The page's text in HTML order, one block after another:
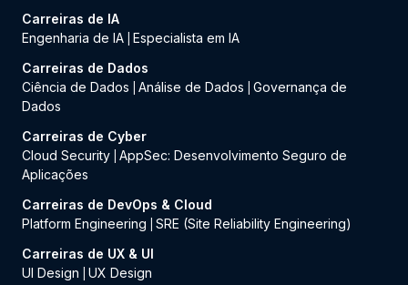
Carreiras de IA
Engenharia de IA Especialista em IA
Carreiras de Dados
Ciência de Dados
Análise de Dados
Governança de
Dados
Carreiras de Cyber
Cloud Security AppSec: Desenvolvimento Seguro de
Aplicações
Carreiras de DevOps & Cloud
Platform Engineering
SRE (Site Reliability Engineering)
Carreiras de UX & UI
UI Design
UX Design